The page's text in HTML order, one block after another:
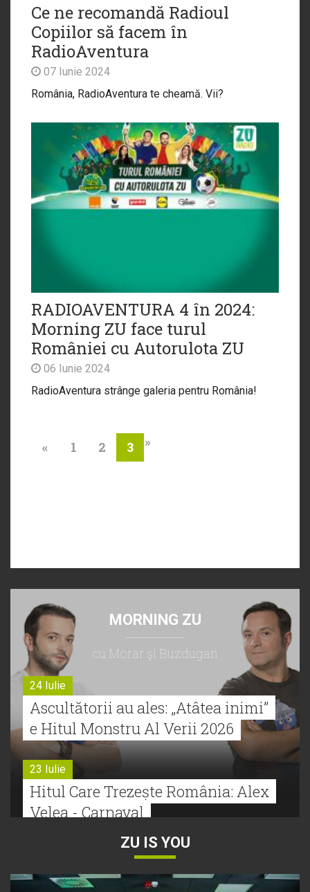
Ce ne recomandă Radioul
Copiilor să facem în
RadioAventura
07 Iunie 2024
România, RadioAventura te cheamă. Vii?
RADIOAVENTURA 4 în 2024:
Morning ZU face turul
României cu Autorulota ZU
06 Iunie 2024
RadioAventura strânge galeria pentru România!
« 1 2 3 »
MORNING ZU
cu Morar şi Buzdugan
24 Iulie
Ascultătorii au ales: „Atâtea inimi”
e Hitul Monstru Al Verii 2026
23 Iulie
Hitul Care Trezește România: Alex
Velea - Carnaval
Bătălie strânsă la Hitul Monstru Al
ZU IS YOU